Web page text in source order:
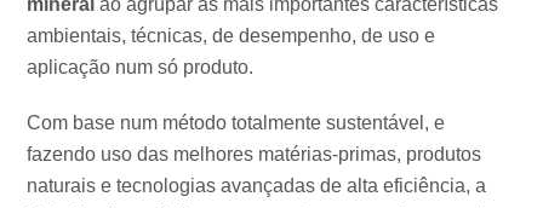
mineral ao agrupar as mais importantes características
ambientais, técnicas, de desempenho, de uso e
aplicação num só produto.
Com base num método totalmente sustentável, e
fazendo uso das melhores matérias-primas, produtos
naturais e tecnologias avançadas de alta eficiência, a